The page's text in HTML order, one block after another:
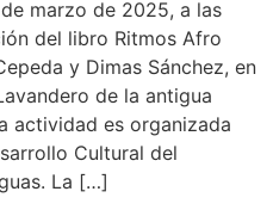
marzo de 2025, a las
del libro Ritmos Afro
y Dimas Sánchez, en
de la antigua
actividad es organizada
Cultural del
La […]